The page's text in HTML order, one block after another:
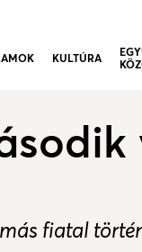
KULTÚRA
fiatal